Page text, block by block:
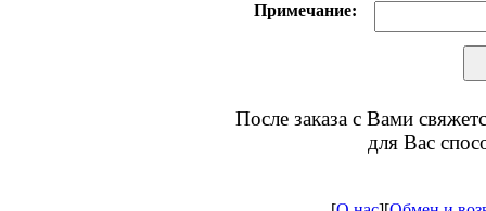
Примечание:
После заказа с Вами
для Вас